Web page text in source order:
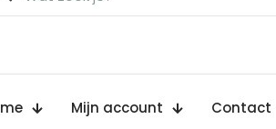
Mijn account Contact